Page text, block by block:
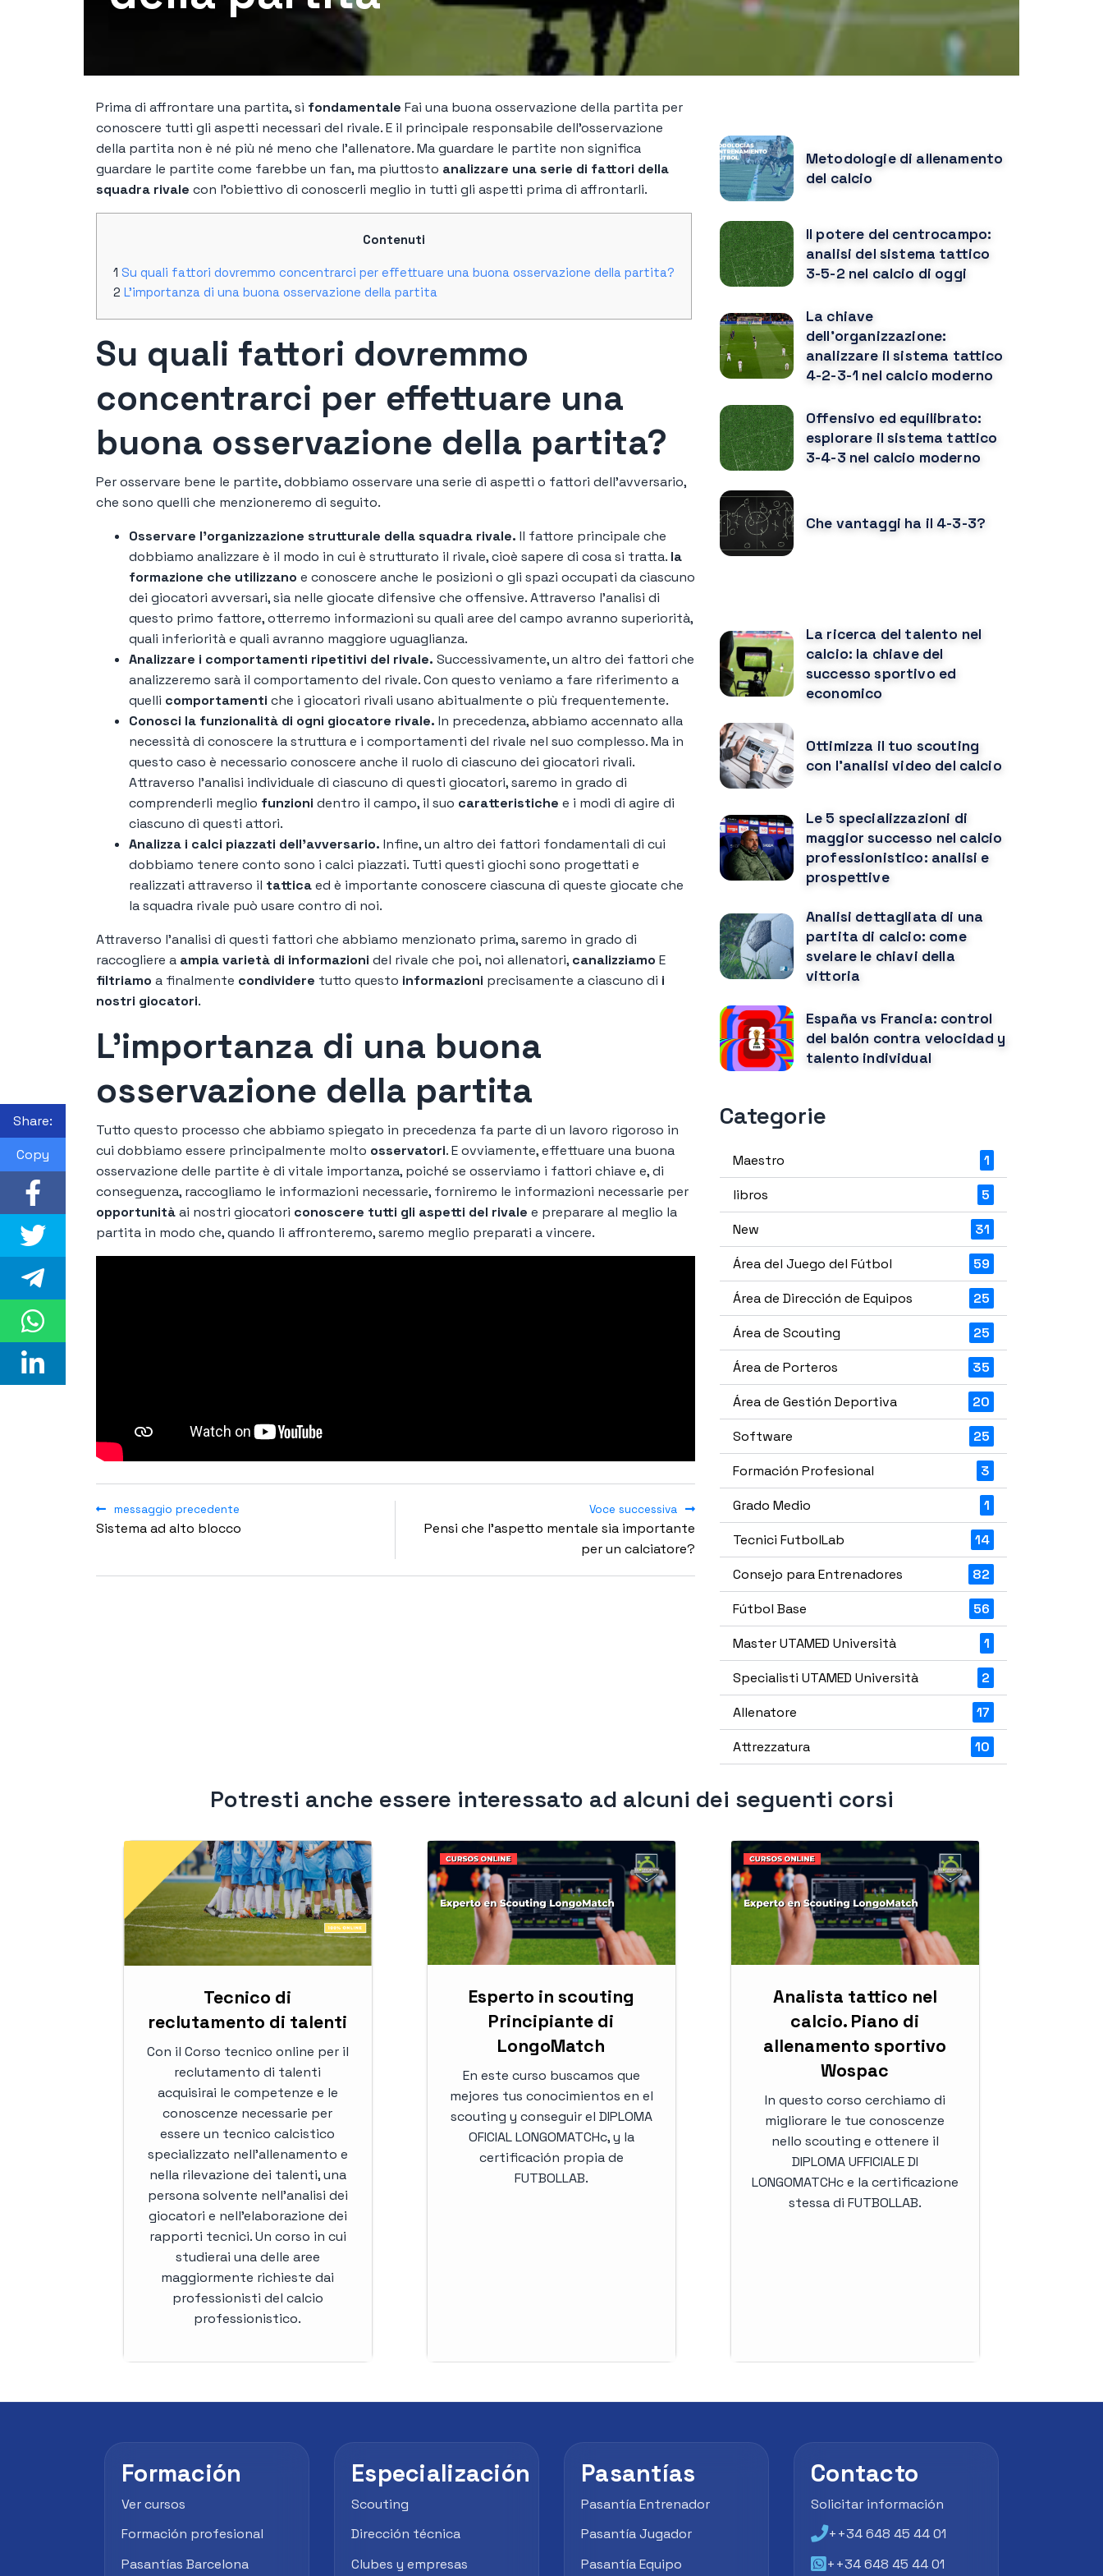
Prima di affrontare una partita, sì fondamentale Fai una buona osservazione della partita per
conoscere tutti gli aspetti necessari del rivale. E il principale responsabile dell'osservazione
della partita non è né più né meno che l'allenatore. Ma guardare le partite non significa
guardare le partite come farebbe un fan, ma piuttosto analizzare una serie di fattori della
squadra rivale con l’obiettivo di conoscerli meglio in tutti gli aspetti prima di affrontarli.
Contenuti
Su quali fattori dovremmo concentrarci per effettuare una buona osservazione della partita?
L’importanza di una buona osservazione della partita
Su quali fattori dovremmo
concentrarci per effettuare una
buona osservazione della partita?
Per osservare bene le partite, dobbiamo osservare una serie di aspetti o fattori dell'avversario,
che sono quelli che menzioneremo di seguito.
Osservare l'organizzazione strutturale della squadra rivale. Il fattore principale che
dobbiamo analizzare è il modo in cui è strutturato il rivale, cioè sapere di cosa si tratta. la
formazione che utilizzano e conoscere anche le posizioni o gli spazi occupati da ciascuno
dei giocatori avversari, sia nelle giocate difensive che offensive. Attraverso l'analisi di
questo primo fattore, otterremo informazioni su quali aree del campo avranno superiorità,
quali inferiorità e quali avranno maggiore uguaglianza.
Analizzare i comportamenti ripetitivi del rivale. Successivamente, un altro dei fattori che
analizzeremo sarà il comportamento del rivale. Con questo veniamo a fare riferimento a
quelli comportamenti che i giocatori rivali usano abitualmente o più frequentemente.
Conosci la funzionalità di ogni giocatore rivale. In precedenza, abbiamo accennato alla
necessità di conoscere la struttura e i comportamenti del rivale nel suo complesso. Ma in
questo caso è necessario conoscere anche il ruolo di ciascuno dei giocatori rivali.
Attraverso l'analisi individuale di ciascuno di questi giocatori, saremo in grado di
comprenderli meglio funzioni dentro il campo, il suo caratteristiche e i modi di agire di
ciascuno di questi attori.
Analizza i calci piazzati dell'avversario. Infine, un altro dei fattori fondamentali di cui
dobbiamo tenere conto sono i calci piazzati. Tutti questi giochi sono progettati e
realizzati attraverso il tatticaed è importante conoscere ciascuna di queste giocate che
la squadra rivale può usare contro di noi.
Attraverso l'analisi di questi fattori che abbiamo menzionato prima, saremo in grado di
raccogliere a ampia varietà di informazioni del rivale che poi, noi allenatori, canalizziamo E
filtriamo a finalmente condividere tutto questo informazioni precisamente a ciascuno di i
nostri giocatori.
L’importanza di una buona
osservazione della partita
Tutto questo processo che abbiamo spiegato in precedenza fa parte di un lavoro rigoroso in
cui dobbiamo essere principalmente molto osservatori. E ovviamente, effettuare una buona
osservazione delle partite è di vitale importanza, poiché se osserviamo i fattori chiave e, di
conseguenza, raccogliamo le informazioni necessarie, forniremo le informazioni necessarie per
opportunitàai nostri giocatori conoscere tutti gli aspetti del rivale e preparare al meglio la
partita in modo che, quando li affronteremo, saremo meglio preparati a vincere.
messaggio precedente
Sistema ad alto blocco
Voce successiva
Pensi che l'aspetto mentale sia importante
per un calciatore?
Metodologie di allenamento
del calcio
Il potere del centrocampo:
analisi del sistema tattico
3-5-2 nel calcio di oggi
La chiave
dell'organizzazione:
analizzare il sistema tattico
4-2-3-1 nel calcio moderno
Offensivo ed equilibrato:
esplorare il sistema tattico
3-4-3 nel calcio moderno
Che vantaggi ha il 4-3-3?
La ricerca del talento nel
calcio: la chiave del
successo sportivo ed
economico
Ottimizza il tuo scouting
con l'analisi video del calcio
Le 5 specializzazioni di
maggior successo nel calcio
professionistico: analisi e
prospettive
Analisi dettagliata di una
partita di calcio: come
svelare le chiavi della
vittoria
España vs Francia: control
del balón contra velocidad y
talento individual
Categorie
Maestro
1
libros
5
New
31
Área del Juego del Fútbol
59
Área de Dirección de Equipos
25
Área de Scouting
25
Área de Porteros
35
Área de Gestión Deportiva
20
Software
25
Formación Profesional
3
Grado Medio
1
Tecnici FutbolLab
14
Consejo para Entrenadores
82
Fútbol Base
56
Master UTAMED Università
1
Specialisti UTAMED Università
2
Allenatore
17
Attrezzatura
10
Potresti anche essere interessato ad alcuni dei seguenti corsi
Tecnico di
reclutamento di talenti
Con il Corso tecnico online per il
reclutamento di talenti
acquisirai le competenze e le
conoscenze necessarie per
essere un tecnico calcistico
specializzato nell'allenamento e
nella rilevazione dei talenti, una
persona solvente nell'analisi dei
giocatori e nell'elaborazione dei
rapporti tecnici. Un corso in cui
studierai una delle aree
maggiormente richieste dai
professionisti del calcio
professionistico.
Esperto in scouting
Principiante di
LongoMatch
En este curso buscamos que
mejores tus conocimientos en el
scouting y conseguir el DIPLOMA
OFICIAL LONGOMATCHc, y la
certificación propia de
FUTBOLLAB.
Analista tattico nel
calcio. Piano di
allenamento sportivo
Wospac
In questo corso cerchiamo di
migliorare le tue conoscenze
nello scouting e ottenere il
DIPLOMA UFFICIALE DI
LONGOMATCHc e la certificazione
stessa di FUTBOLLAB.
Share:
Copy
Formación
Ver cursos
Formación profesional
Pasantías Barcelona
Especialización
Scouting
Dirección técnica
Clubes y empresas
Pasantías
Pasantía Entrenador
Pasantía Jugador
Pasantía Equipo
Contacto
Solicitar información
++34 648 45 44 01
++34 648 45 44 01